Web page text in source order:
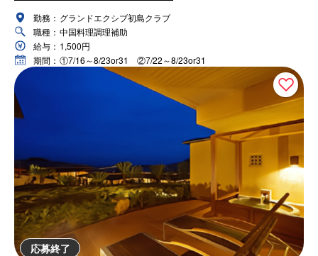
勤務： グランドエクシブ初島クラブ
職種： 中国料理調理補助
給与： 1,500円
期間： ①7/16～8/23or31 ②7/22～8/23or31
応募終了